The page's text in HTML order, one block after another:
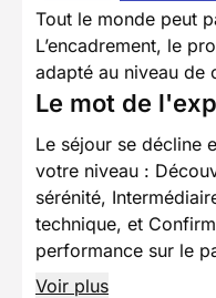
Tout le monde peut
L’encadrement, le
adapté au niveau de
Le mot de
Le séjour se décline
votre niveau :
sérénité,
technique, et
performance sur le
Voir plus